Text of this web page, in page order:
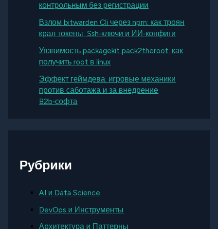
контрольным без регистрации
Взлом bitwarden Cli через npm: как троян
крал токены, Ssh‑ключи и ИИ‑конфиги
Уязвимость packagekit pack2theroot: как
получить root в linux
Эффект геймдева: игровые механики
против саботажа и за внедрение
B2b‑софта
Рубрики
AI и Data Science
DevOps и Инструменты
Архитектура и Паттерны